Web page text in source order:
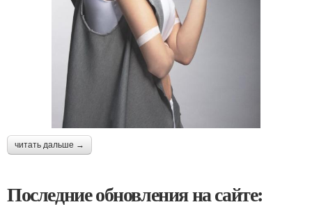
читать дальше →
Последние обновления на сайте: